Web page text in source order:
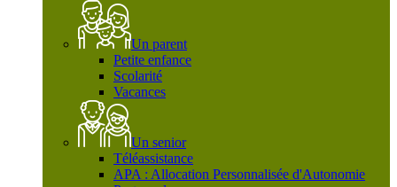
Un parent
Petite enfance
Scolarité
Vacances
Un senior
Téléassistance
APA : Allocation Personnalisée d'Autonomie